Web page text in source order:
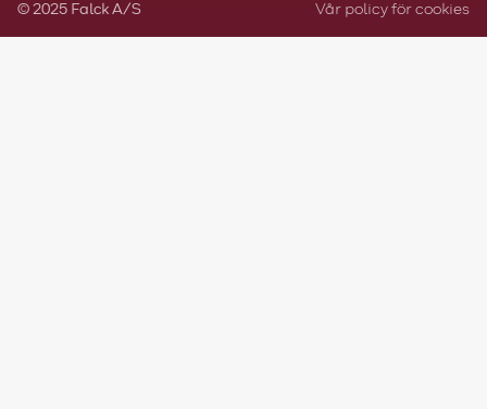
© 2025 Falck A/S Vår policy för cookies